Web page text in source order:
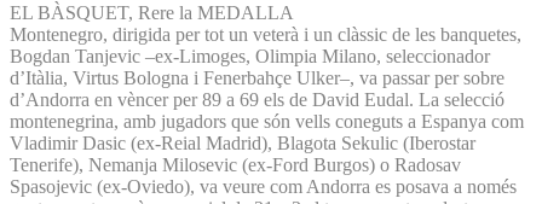
EL BÀSQUET, Rere la MEDALLA
Montenegro, dirigida per tot un veterà i un clàssic de les banquetes,
Bogdan Tanjevic –ex-Limoges, Olimpia Milano, seleccionador
d’Itàlia, Virtus Bologna i Fenerbahçe Ulker–, va passar per sobre
d’Andorra en vèncer per 89 a 69 els de David Eudal. La selecció
montenegrina, amb jugadors que són vells coneguts a Espanya com
Vladimir Dasic (ex-Reial Madrid), Blagota Sekulic (Iberostar
Tenerife), Nemanja Milosevic (ex-Ford Burgos) o Radosav
Spasojevic (ex-Oviedo), va veure com Andorra es posava a només